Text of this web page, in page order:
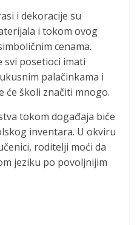
i dekoracije su
i tokom ovog
cenama.
svi posetioci imati
palačinkama i
će školi značiti mnogo.
tokom događaja biće
inventara. U okviru
roditelji moći da
jeziku po povoljnijim